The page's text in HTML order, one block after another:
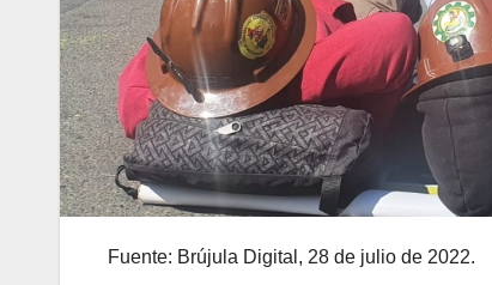
Fuente: Brújula Digital, 28 de julio de 2022.